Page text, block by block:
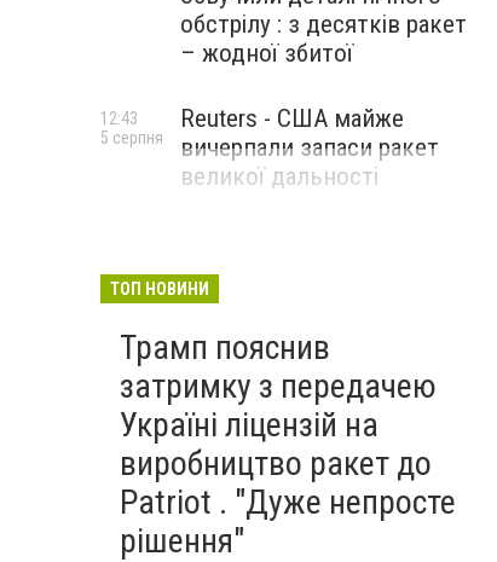
обстрілу : з десятків ракет
– жодної збитої
Reuters - США майже
вичерпали запаси ракет
великої дальності
12:43
5 серпня
ТОП НОВИНИ
Трамп пояснив
затримку з передачею
Україні ліцензій на
виробництво ракет до
Patriot . "Дуже непросте
рішення"